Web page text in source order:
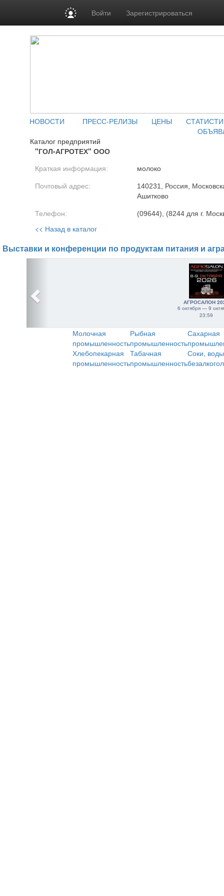
Войти Зарегистрироваться
НОВОСТИ ПРЕСС-РЕЛИЗЫ ЦЕНЫ
Каталог предприятий
"ГОЛ-АГРОТЕХ" ООО
Краткая информация: молоко
Почтовый адрес:
140231, Россия,
Ашитково
Телефон: (09644), (8244 для г.
<< Назад в каталог
Выставки и конференции по продуктам питания и
АГРОСАЛОН
6 октября — 9
23:59
Молочная
промышленность
Рыбная
промышленность
Сахарная
Хлебопекарная
промышленность
Табачная
промышленность
Соки,